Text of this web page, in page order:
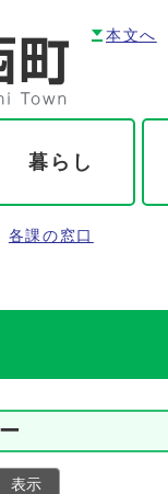
本文へ
暮らし
各課の窓口
表示